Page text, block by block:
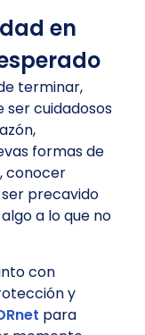
en
terminar,
ser cuidadosos
formas de
conocer
precavido
a lo que no
con
y
para